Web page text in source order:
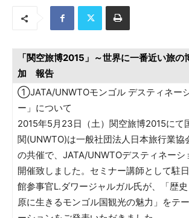
「関空旅博2015」～世界に一番近い旅の
加 報告
①JATA/UNWTOモンゴル デスティネー
ー」について
2015年5月23日（土）関空旅博2015にて
関(UNWTO)は一般社団法人日本旅行業
の共催で、JATA/UNWTOデスティネーシ
開催致しました。セミナー講師として駐
館参事官L.ダワージャルガル氏が、「歴
原に生きるモンゴル国観光の魅力」をテ